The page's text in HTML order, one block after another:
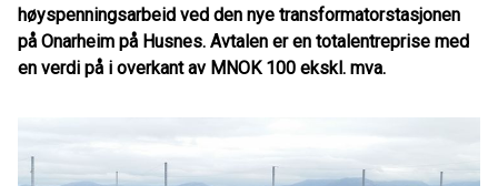
høyspenningsarbeid ved den nye transformatorstasjonen
på Onarheim på Husnes. Avtalen er en totalentreprise med
en verdi på i overkant av MNOK 100 ekskl. mva.